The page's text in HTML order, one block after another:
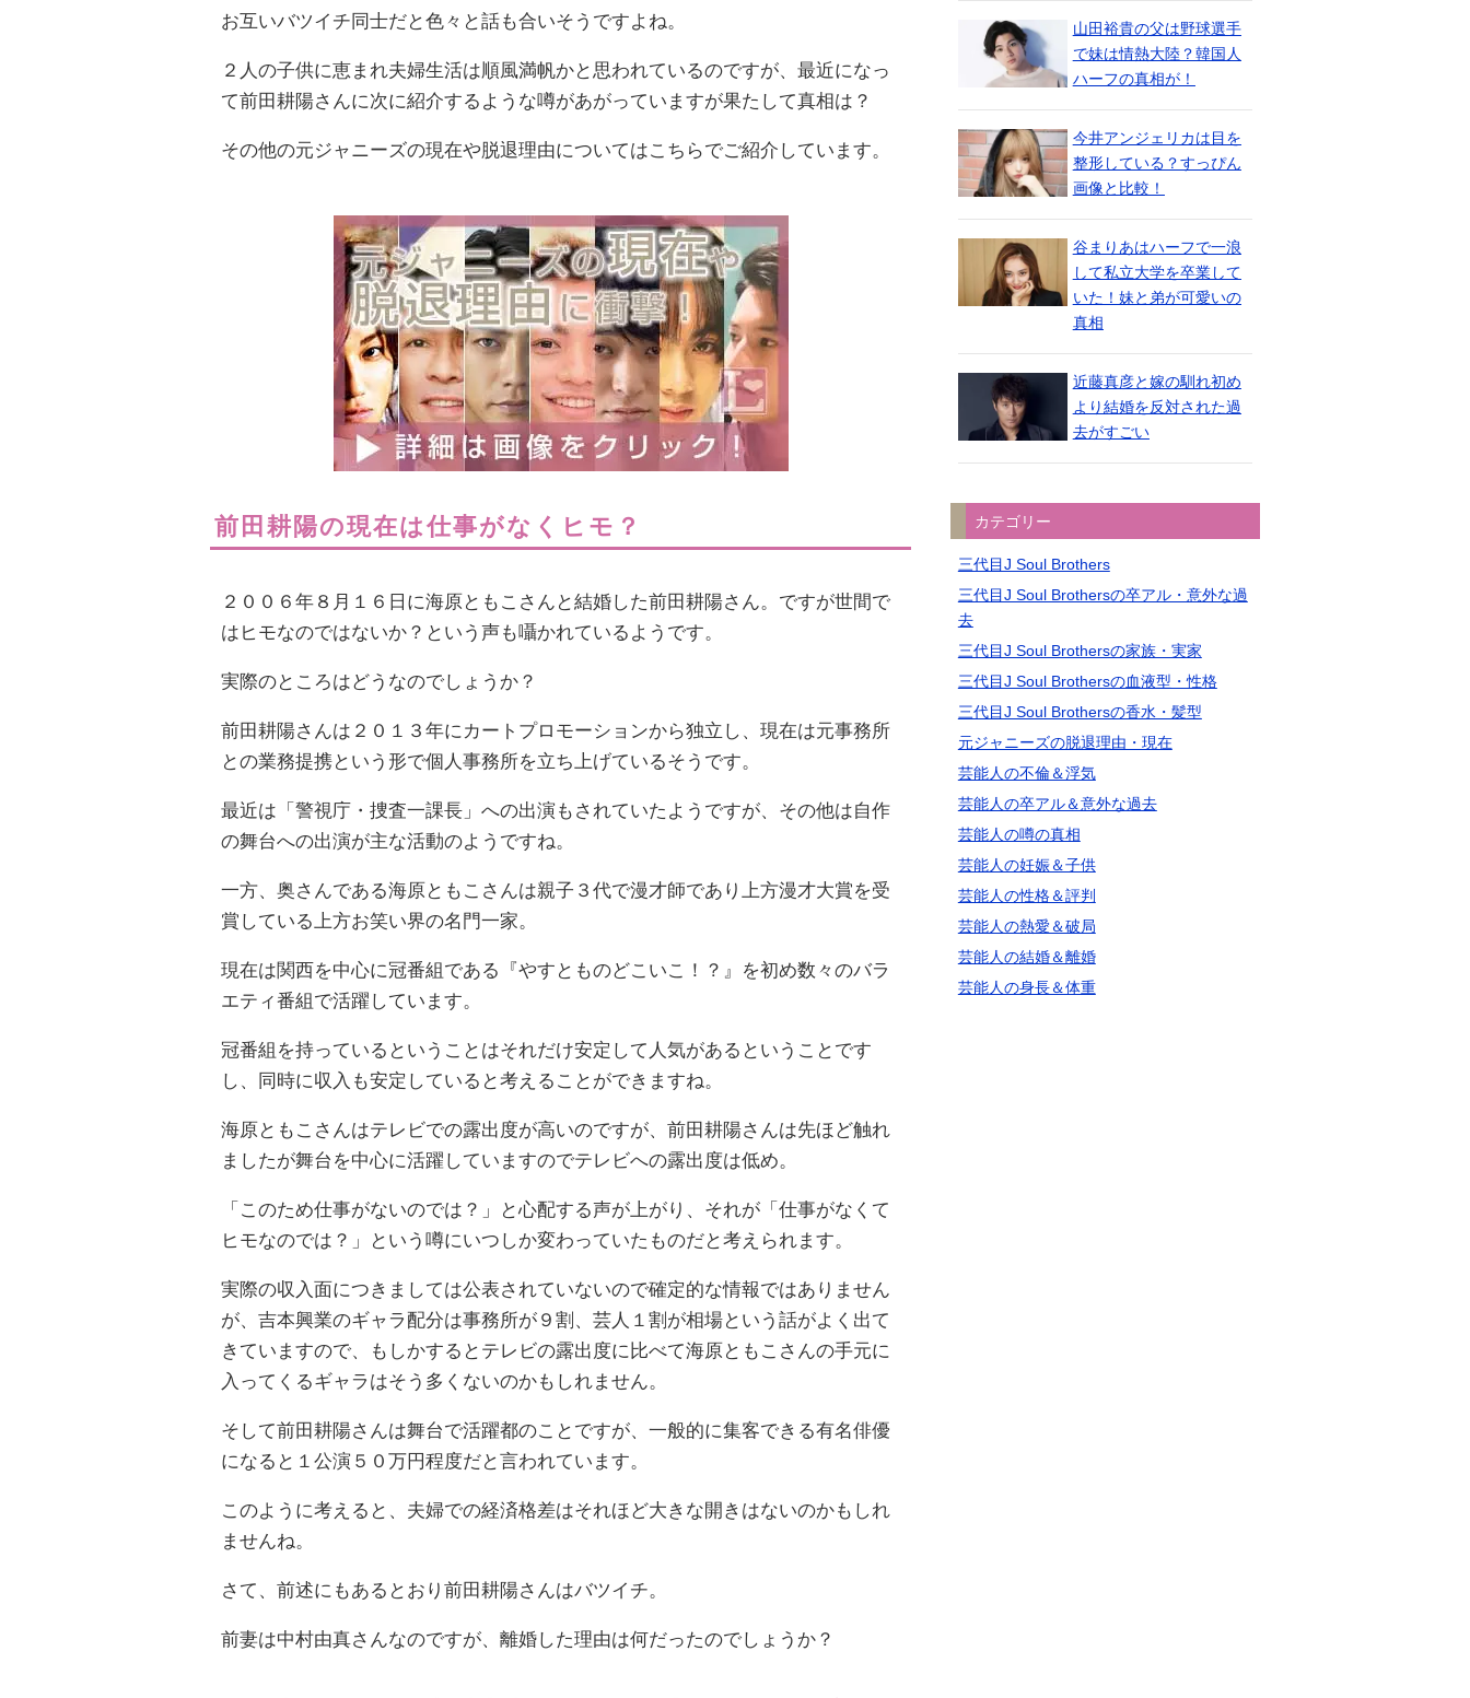
お互いバツイチ同士だと色々と話も合いそうですよね。
２人の子供に恵まれ夫婦生活は順風満帆かと思われているのですが、最近になっ
て前田耕陽さんに次に紹介するような噂があがっていますが果たして真相は？
その他の元ジャニーズの現在や脱退理由についてはこちらでご紹介しています。
前田耕陽の現在は仕事がなくヒモ？
２００６年８月１６日に海原ともこさんと結婚した前田耕陽さん。ですが世間で
はヒモなのではないか？という声も囁かれているようです。
実際のところはどうなのでしょうか？
前田耕陽さんは２０１３年にカートプロモーションから独立し、現在は元事務所
との業務提携という形で個人事務所を立ち上げているそうです。
最近は「警視庁・捜査一課長」への出演もされていたようですが、その他は自作
の舞台への出演が主な活動のようですね。
一方、奥さんである海原ともこさんは親子３代で漫才師であり上方漫才大賞を受
賞している上方お笑い界の名門一家。
現在は関西を中心に冠番組である『やすとものどこいこ！？』を初め数々のバラ
エティ番組で活躍しています。
冠番組を持っているということはそれだけ安定して人気があるということです
し、同時に収入も安定していると考えることができますね。
海原ともこさんはテレビでの露出度が高いのですが、前田耕陽さんは先ほど触れ
ましたが舞台を中心に活躍していますのでテレビへの露出度は低め。
「このため仕事がないのでは？」と心配する声が上がり、それが「仕事がなくて
ヒモなのでは？」という噂にいつしか変わっていたものだと考えられます。
実際の収入面につきましては公表されていないので確定的な情報ではありません
が、吉本興業のギャラ配分は事務所が９割、芸人１割が相場という話がよく出て
きていますので、もしかするとテレビの露出度に比べて海原ともこさんの手元に
入ってくるギャラはそう多くないのかもしれません。
そして前田耕陽さんは舞台で活躍都のことですが、一般的に集客できる有名俳優
になると１公演５０万円程度だと言われています。
このように考えると、夫婦での経済格差はそれほど大きな開きはないのかもしれ
ませんね。
さて、前述にもあるとおり前田耕陽さんはバツイチ。
前妻は中村由真さんなのですが、離婚した理由は何だったのでしょうか？
山田裕貴の父は野球選手
で妹は情熱大陸？韓国人
ハーフの真相が！
今井アンジェリカは目を
整形している？すっぴん
画像と比較！
谷まりあはハーフで一浪
して私立大学を卒業して
いた！妹と弟が可愛いの
真相
近藤真彦と嫁の馴れ初め
より結婚を反対された過
去がすごい
カテゴリー
三代目J Soul Brothers
三代目J Soul Brothersの卒アル・意外な過
去
三代目J Soul Brothersの家族・実家
三代目J Soul Brothersの血液型・性格
三代目J Soul Brothersの香水・髪型
元ジャニーズの脱退理由・現在
芸能人の不倫＆浮気
芸能人の卒アル＆意外な過去
芸能人の噂の真相
芸能人の妊娠＆子供
芸能人の性格＆評判
芸能人の熱愛＆破局
芸能人の結婚＆離婚
芸能人の身長＆体重